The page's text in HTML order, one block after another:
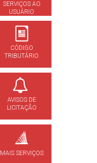
SERVIÇOS AO
USUÁRIO
CÓDIGO
TRIBUTÁRIO
AVISOS DE
LICITAÇÃO
MAIS SERVIÇOS